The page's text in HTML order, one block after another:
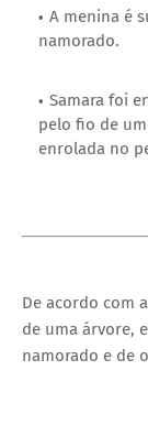
A menina é
namorado.
Samara foi
pelo fio de
enrolada no
De acordo com
de uma árvore,
namorado e de